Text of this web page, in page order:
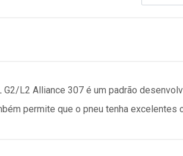
L2 Alliance 307 é um padrão
permite que o pneu tenha